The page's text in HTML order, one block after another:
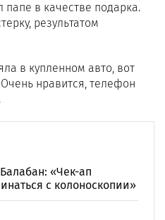
«Чек-ап
с колоноскопии»
папе в качестве подарка.
результатом
в купленном авто, вот
нравится, телефон